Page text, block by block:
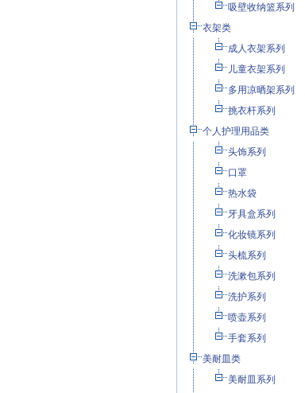
吸壁收纳篮系列
衣架类
成人衣架系列
儿童衣架系列
多用凉晒架系列
挑衣杆系列
个人护理用品类
头饰系列
口罩
热水袋
牙具盒系列
化妆镜系列
头梳系列
洗漱包系列
洗护系列
喷壶系列
手套系列
美耐皿类
美耐皿系列